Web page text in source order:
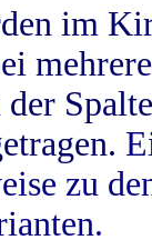
im
zu